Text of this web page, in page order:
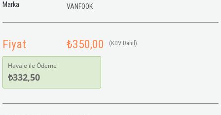
Marka VANFOOK
Fiyat ₺350,00 (KDV Dahil)
Havale ile Ödeme
₺332,50